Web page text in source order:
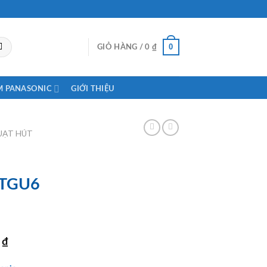
GIỎ HÀNG /0 ₫ 0
PANASONIC GIỚI THIỆU
HÚT
₫Giá